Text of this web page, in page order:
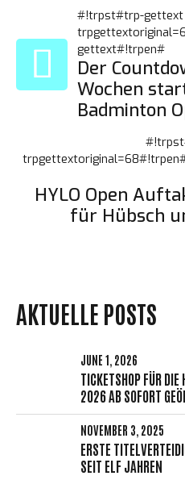
GETTEXT
DATA-
#!trpst#trp-gettext
gettext#!trpen#
Der
Wochen
Badminton
HYLO Open
für Hübsch
AKTUELLE POSTS
JUNE 1, 2026
TICKETSHOP FÜR
2026 AB SOFORT
NOVEMBER 3, 2025
ERSTE
SEIT ELF JAHREN